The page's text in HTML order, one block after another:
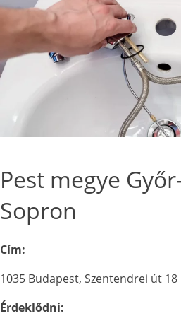
Pest megye
Sopron
Cím:
1035 Budapest, Szentendrei út 18
Érdeklődni: